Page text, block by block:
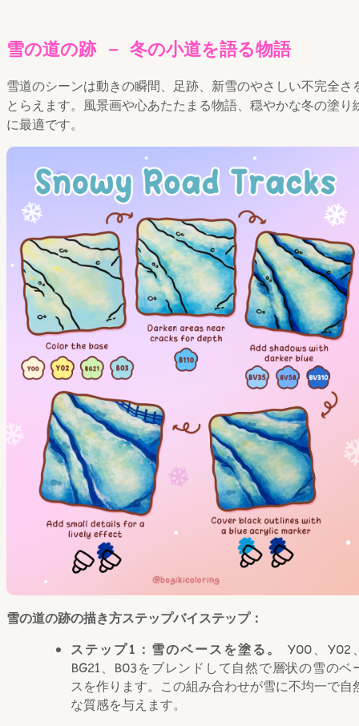
雪の道の跡 － 冬の小道を語る物語
雪道のシーンは動きの瞬間、足跡、新雪のやさしい不完全さ
とらえます。風景画や心あたたまる物語、穏やかな冬の塗り
に最適です。
雪の道の跡の描き方ステップバイステップ：
ステップ1：雪のベースを塗る。Y00、Y02
BG21、B03をブレンドして自然で層状の雪のベ
スを作ります。この組み合わせが雪に不均一で自
な質感を与えます。